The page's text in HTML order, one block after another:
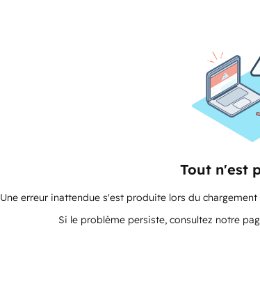
Tout n'est
Une erreur inattendue s'est produite lors du
Si le problème persiste, consultez notre